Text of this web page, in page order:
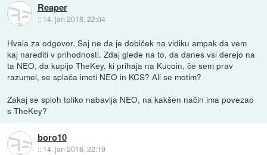
Reaper
:: 14. jan 2018, 22:04
Hvala za odgovor. Saj ne da je dobiček na vidiku ampak da vem
kaj narediti v prihodnosti. Zdaj glede na to, da danes vsi derejo na
ta NEO, da kupijo TheKey, ki prihaja na Kucoin, če sem prav
razumel, se splača imeti NEO in KCS? Ali se motim?
Zakaj se sploh toliko nabavlja NEO, na kakšen način ima povezao
s TheKey?
boro10
:: 14. jan 2018, 22:19